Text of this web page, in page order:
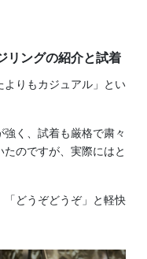
リングの紹介と試着
よりもカジュアル」とい
く、試着も厳格で粛々
のですが、実際にはと
「どうぞどうぞ」と軽快